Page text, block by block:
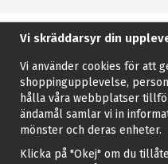
Vi skräddarsyr din
Vi använder cookies för att
shoppingupplevelse,
hålla våra webbplatser
ändamål samlar vi in
mönster och deras enheter.
Klicka på "Okej" om du